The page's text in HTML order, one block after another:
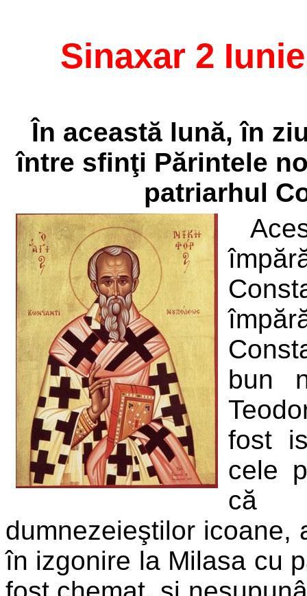
Sinaxar 2 Iunie
În această lună, în
între sfinţi Părintele
patriarhul
bun
fost
cele
că
dumnezeieştilor icoane,
în izgonire la Milasa cu